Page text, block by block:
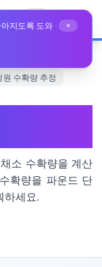
한국어
수확량 추정
소 수확량을 계산
확량을 파운드 단
하세요.
지도록 도와
×